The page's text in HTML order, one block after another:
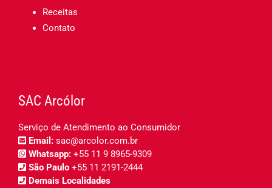
Receitas
Contato
SAC Arcólor
Serviço de Atendimento ao Consumidor
Email: sac@arcolor.com.br
Whatsapp: +55 11 9 8965-9309
São Paulo +55 11 2191-2444
Demais Localidades